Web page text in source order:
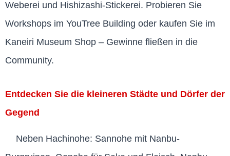
Weberei und Hishizashi-Stickerei. Probieren Sie
Workshops im YouTree Building oder kaufen Sie im
Kaneiri Museum Shop – Gewinne fließen in die
Community.
Entdecken Sie die kleineren Städte und Dörfer der
Gegend
Neben Hachinohe: Sannohe mit Nanbu-